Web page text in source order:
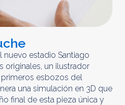
estadio Santiago
originales, un ilustrador
esbozos del
una simulación en 3D que
final de esta pieza única y